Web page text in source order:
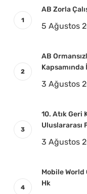
AB Zorla
5 Ağustos
AB
3 Ağustos
10. Atık Geri
Uluslararası
3 Ağustos
Mobile
Hk